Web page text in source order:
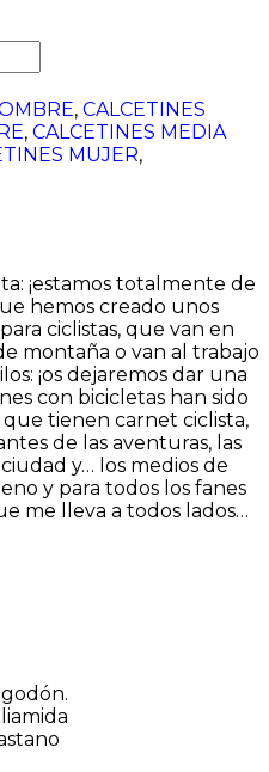
, CALCETINES
, CALCETINES MEDIA
MUJER,
¡estamos totalmente de
hemos creado unos
ciclistas, que van en
montaña o van al trabajo
¡os dejaremos dar una
con bicicletas han sido
que tienen carnet ciclista,
de las aventuras, las
y… los medios de
y para todos los fanes
me lleva a todos lados…